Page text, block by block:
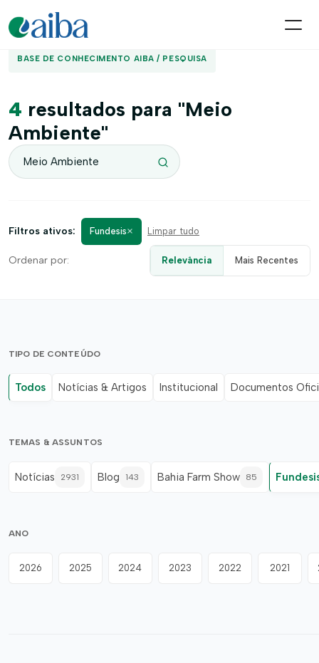
BASE DE CONHECIMENTO AIBA / PESQUISA
4 resultados para "Meio
Ambiente"
Filtros ativos: Fundesis× Limpar tudo
Ordenar por: Relevância Mais Recentes
TIPO DE CONTEÚDO
Todos Notícias & Artigos Institucional Documentos
TEMAS & ASSUNTOS
Notícias 2931 Blog 143 Bahia Farm Show 85
ANO
2026 2025 2024 2023 2022 2021